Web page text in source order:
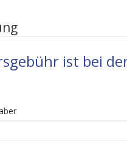
ist bei